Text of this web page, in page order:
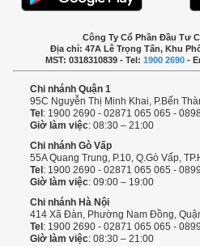
Công Ty Cổ Phần Đầu Tư
Địa chỉ: 47A Lê Trọng Tấn, Khu
MST: 0318310839 - Tel: 1900 2690-
Chi nhánh Quận 1
95C Nguyễn Thị Minh Khai, P.Bến
Tel : 1900 2690 - 02871 065 065 -
Giờ làm việc: 08:30 – 21:00
Chi nhánh Gò Vấp
55A Quang Trung, P.10, Q.Gò Vấp,
Tel : 1900 2690 - 02871 065 065 -
Giờ làm việc: 09:00 – 19:00
Chi nhánh Hà Nội
414 Xã Đàn, Phường Nam Đồng,
Tel : 1900 2690 - 02871 065 065 -
Giờ làm việc: 08:30 – 21:00